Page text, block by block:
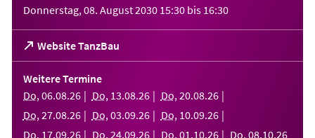
Donnerstag, 08. August 2030 15:30 bis 16:30
Website TanzBau
(Öffnet
in
einem
neuen
Tab)
Weitere Termine
Do, 06.08.26 Do, 13.08.26 Do, 20.08.26
Do, 27.08.26 Do, 03.09.26 Do, 10.09.26
Do, 17.09.26 Do, 24.09.26 Do, 01 .10.26 Do, 08.10.26